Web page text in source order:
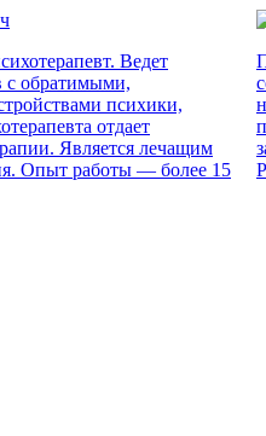
Ведет
с обратимыми,
психики,
отдает
Является лечащим
Опыт работы — более 15